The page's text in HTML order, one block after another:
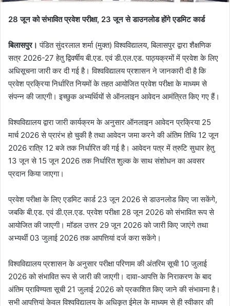
28 जून को संभावित प्रवेश परीक्षा, 23 जून से डाउनलोड होंगे एडमिट कार्ड
बिलासपुर।पंडित सुंदरलाल शर्मा (मुक्त) विश्वविद्यालय, बिलासपुर द्वारा शैक्षणिक
सत्र 2026-27 हेतु द्विवर्षीय बी.एड. एवं डी.एल.एड. पाठ्यक्रमों में प्रवेश के लिए
अधिसूचना जारी कर दी गई है। विश्वविद्यालय प्रशासन ने जानकारी दी है कि
प्रवेश प्रक्रिया निर्धारित नियमों के तहत आयोजित प्रवेश परीक्षा के माध्यम से
संपन्न की जाएगी। इच्छुक अभ्यर्थियों से ऑनलाइन आवेदन आमंत्रित किए गए हैं।
विश्वविद्यालय द्वारा जारी कार्यक्रम के अनुसार ऑनलाइन आवेदन प्रक्रिया 25
मार्च 2026 से प्रारंभ हो चुकी है तथा आवेदन जमा करने की अंतिम तिथि 12 जून
2026 रात्रि 12 बजे तक निर्धारित की गई है। आवेदन पत्र में त्रुटि सुधार हेतु
13 जून से 15 जून 2026 तक निर्धारित शुल्क के साथ संशोधन का अवसर
प्रदान किया जाएगा।
प्रवेश परीक्षा के लिए एडमिट कार्ड 23 जून 2026 से डाउनलोड किए जा सकेंगे,
जबकि बी.एड. एवं डी.एल.एड. प्रवेश परीक्षा 28 जून 2026 को संभावित रूप से
आयोजित की जाएगी। मॉडल उत्तर 29 जून 2026 को जारी किए जाएंगे तथा
अभ्यर्थी 03 जुलाई 2026 तक आपत्तियां दर्ज करा सकेंगे।
विश्वविद्यालय प्रशासन के अनुसार परीक्षा परिणाम की अंतरिम सूची 10 जुलाई
2026 को संभावित रूप से जारी की जाएगी। दावा-आपत्ति के निराकरण के बाद
अंतिम प्राविण्यता सूची 21 जुलाई 2026 को प्रकाशित किए जाने की संभावना है।
सभी आपत्तियां केवल विश्वविद्यालय के अधिकृत ईमेल के माध्यम से ही स्वीकार की